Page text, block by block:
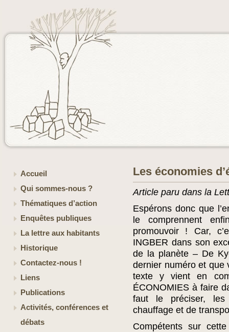
Accueil
Qui sommes-nous ?
Thématiques d’action
Enquêtes publiques
La lettre aux habitants
Historique
Contactez-nous !
Liens
Publications
Activités, conférences et
débats
Les économies
Article paru dans la
Espérons donc que
le comprennent
promouvoir ! Car,
INGBER dans son
de la planète – De
dernier numéro et que
texte y vient en
ÉCONOMIES à faire
faut le préciser, les
chauffage et de
Compétents sur